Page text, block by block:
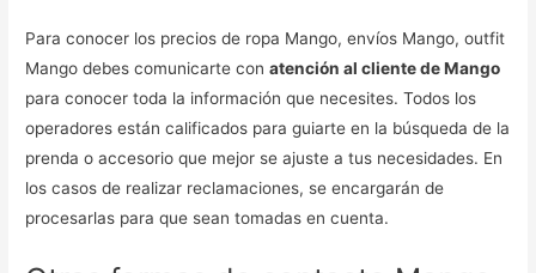
Para conocer los precios de ropa Mango, envíos Mango, outfit
Mango debes comunicarte conatención al cliente de Mango
para conocer toda la información que necesites. Todos los
operadores están calificados para guiarte en la búsqueda de la
prenda o accesorio que mejor se ajuste a tus necesidades. En
los casos de realizar reclamaciones, se encargarán de
procesarlas para que sean tomadas en cuenta.